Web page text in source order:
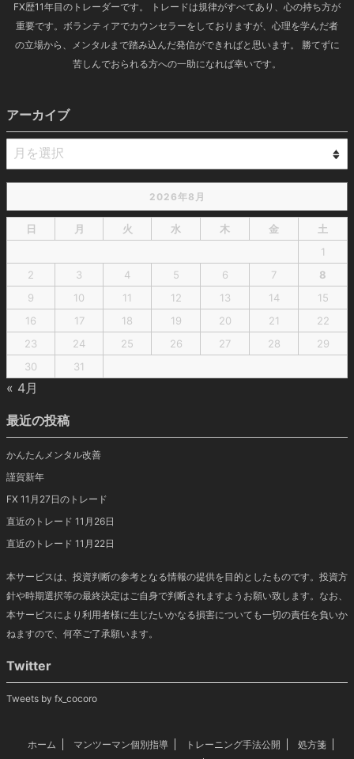
FX歴11年目のトレーダーです。 トレードは規律がすべてあり、心の持ち方が
重要です。ボランティアでカウンセラーをしておりますが、心理を学んだ者
の立場から、メンタルまで踏み込んだ発信ができればと思います。 勝てずに
苦しんでおられる方への一助になれば幸いです。
アーカイブ
2026年8月
日 月 火 水 木 金
土
1
2
3 4 5 6 7
8
9
10 11 12 13 14
15
16
17 18 19 20 21
22
23
24 25 26 27 28
29
30
31
« 4月
最近の投稿
かんたんメンタル改善
謹賀新年
FX 11月27日のトレード
直近のトレード 11月26日
直近のトレード 11月22日
本サービスは、投資判断の参考となる情報の提供を目的としたものです。投資方
針や時期選択等の最終決定はご自身で判断されますようお願い致します。なお、
本サービスにより利用者様に生じたいかなる損害についても一切の責任を負いか
ねますので、何卒ご了承願います。
Twitter
Tweets by fx_cocoro
ホーム マンツーマン個別指導 トレーニング手法公開
処方箋